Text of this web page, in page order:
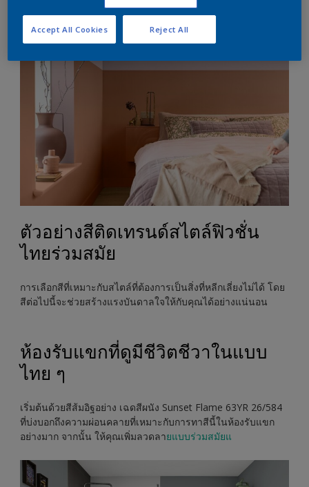
ตัวอย่างสีติดเทรนด์สไตล์ฟิวชั่น
ไทยร่วมสมัย
การเลือกสีที่เหมาะกับสไตล์ที่ต้องการเป็นสิ่งที่หลีกเลี่ยงไม่ได้ โดย
สีต่อไปนี้จะช่วยสร้างแรงบันดาลใจให้กับคุณได้อย่างแน่นอน
ห้องรับแขกที่ดูมีชีวิตชีวาในแบบ
ไทย ๆ
เริ่มต้นด้วยสีส้มอิฐอย่าง เฉดสีผนัง Sunset Flame 63YR 26/584
ที่บ่งบอกถึงความผ่อนคลายที่เหมาะกับการทาสีนี้ในห้องรับแขก
อย่างมาก จากนั้น ให้คุณเพิ่มลวดลายแบบร่วมสมัยแ
Reject All
Accept All Cookies